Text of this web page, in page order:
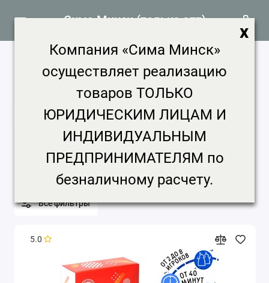
Сима Минск (только опт)
Игры 1125 товаров
Цена, ₽ Срок доставки
Минимальная партия
Все фильтры
5.0
x
Компания «Сима Минск»
осуществляет реализацию
товаров ТОЛЬКО
ЮРИДИЧЕСКИМ ЛИЦАМ И
ИНДИВИДУАЛЬНЫМ
ПРЕДПРИНИМАТЕЛЯМ по
безналичному расчету.